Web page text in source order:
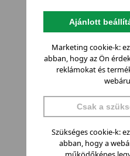
Ajánlott
Marketing cookie-k:
abban, hogy az Ön
reklámokat és
Csak a
Szükséges cookie-k:
abban, hogy a